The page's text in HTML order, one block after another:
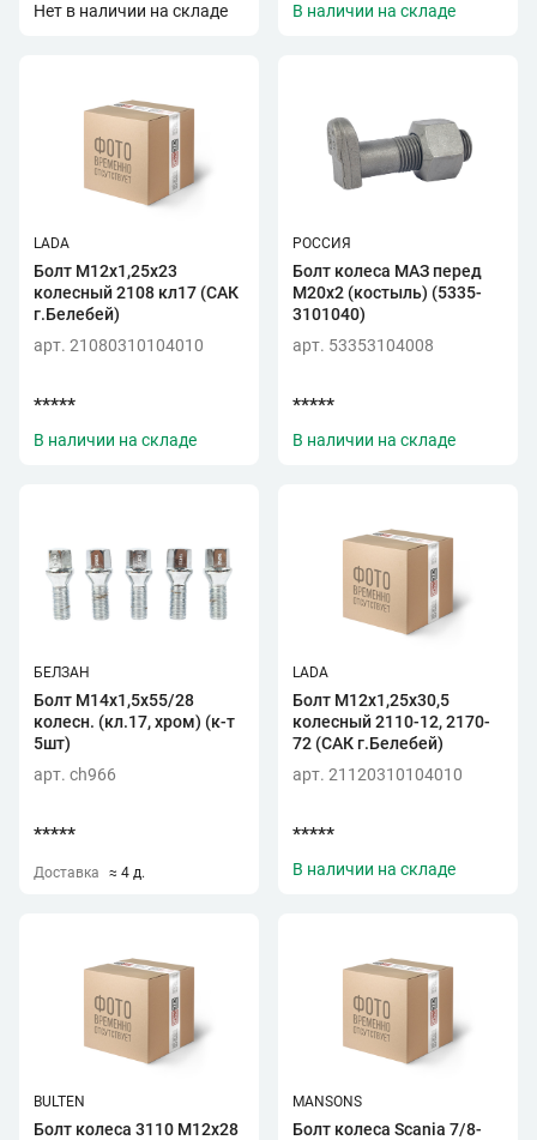
Нет в наличии на складе В наличии на складе
LADA
Болт М12х1,25х23
колесный 2108 кл17 (САК
г.Белебей)
арт. 21080310104010
*****
В наличии на складе
РОССИЯ
Болт колеса МАЗ перед
М20х2 (костыль) (5335-
3101040)
арт. 53353104008
*****
В наличии на складе
БЕЛЗАН
Болт М14х1,5х55/28
колесн. (кл.17, хром) (к-т
5шт)
арт. ch966
*****
Доставка ≈ 4 д.
LADA
Болт М12х1,25х30,5
колесный 2110-12, 2170-
72 (САК г.Белебей)
арт. 21120310104010
*****
В наличии на складе
BULTEN
Болт колеса 3110 М12х28
MANSONS
Болт колеса Scania 7/8-